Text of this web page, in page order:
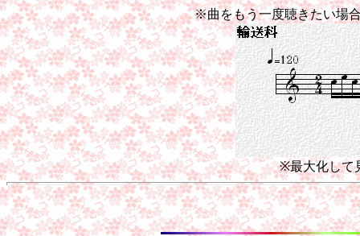
※曲をもう一度聴きたい場
※最大化して